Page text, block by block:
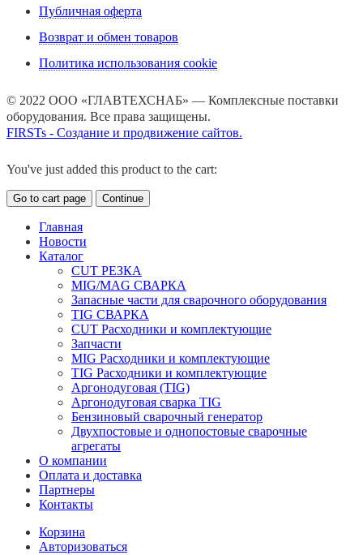
Публичная оферта
Возврат и обмен товаров
Политика использования cookie
© 2022 ООО «ГЛАВТЕХСНАБ» — Комплексные поставки
оборудования. Все права защищены.
FIRSTs - Создание и продвижение сайтов.
You've just added this product to the cart:
Go to cart page Continue
Главная
Новости
Каталог
CUT РЕЗКА
MIG/MAG СВАРКА
Запасные части для сварочного оборудования
TIG СВАРКА
CUT Расходники и комплектующие
Запчасти
MIG Расходники и комплектующие
TIG Расходники и комплектующие
Аргонодуговая (TIG)
Аргонодуговая сварка TIG
Бензиновый сварочный генератор
Двухпостовые и однопостовые сварочные
агрегаты
О компании
Оплата и доставка
Партнеры
Контакты
Корзина
Авторизоваться